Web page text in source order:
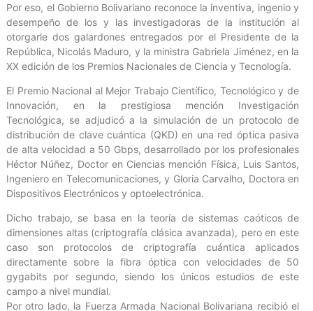
Por eso, el Gobierno Bolivariano reconoce la inventiva, ingenio y
desempeño de los y las investigadoras de la institución al
otorgarle dos galardones entregados por el Presidente de la
República, Nicolás Maduro, y la ministra Gabriela Jiménez, en la
XX edición de los Premios Nacionales de Ciencia y Tecnología.
El Premio Nacional al Mejor Trabajo Científico, Tecnológico y de
Innovación, en la prestigiosa mención Investigación
Tecnológica, se adjudicó a la simulación de un protocolo de
distribución de clave cuántica (QKD) en una red óptica pasiva
de alta velocidad a 50 Gbps, desarrollado por los profesionales
Héctor Núñez, Doctor en Ciencias mención Física, Luis Santos,
Ingeniero en Telecomunicaciones, y Gloria Carvalho, Doctora en
Dispositivos Electrónicos y optoelectrónica.
Dicho trabajo, se basa en la teoría de sistemas caóticos de
dimensiones altas (criptografía clásica avanzada), pero en este
caso son protocolos de criptografía cuántica aplicados
directamente sobre la fibra óptica con velocidades de 50
gygabits por segundo, siendo los únicos estudios de este
campo a nivel mundial.
Por otro lado, la Fuerza Armada Nacional Bolivariana recibió el